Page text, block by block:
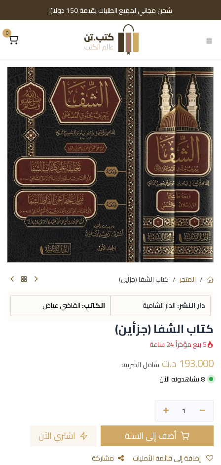
شحن مجاني لجميع الطلبات بقيمة 150 دولارًا
0
المتجر كتاب الشفا (جزأين)
دار النشر:الدار الشامية الكاتب:القاضي عياض
كتاب الشفا (جزأين)
5 بيع مؤخراً 24 ساعة
193.000 د.ت شامل الضريبة
8 يشاهدونه الآن
أضف إلى السلة اشتري الآن
مشاركة